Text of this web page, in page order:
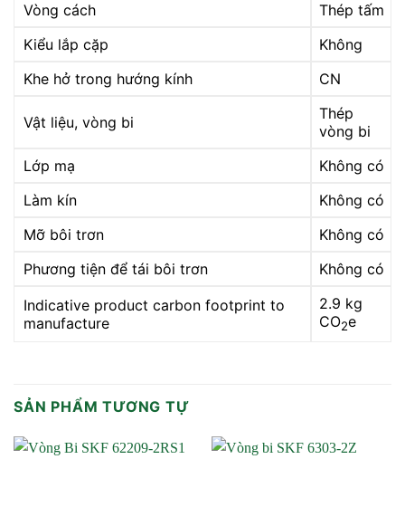
Vòng cách
Thép tấm
Kiểu lắp cặp
Không
Khe hở trong hướng kính
CN
Vật liệu, vòng bi
Thép
vòng bi
Lớp mạ
Không có
Làm kín
Không có
Mỡ bôi trơn
Không có
Phương tiện để tái bôi trơn
Không có
Indicative product carbon footprint to
manufacture
2.9 kg
CO2e
SẢN PHẨM TƯƠNG TỰ